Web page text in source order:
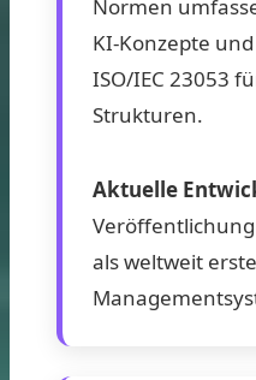
Normen
KI-Konzepte
ISO/IEC 23053
Strukturen.
Aktuelle
Veröffentlichung
als weltweit